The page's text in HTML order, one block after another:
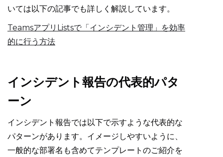
いては以下の記事でも詳しく解説しています。
TeamsアプリListsで「インシデント管理」を効率
的に行う方法
インシデント報告の代表的パタ
ーン
インシデント報告では以下で示すような代表的な
パターンがあります。イメージしやすいように、
一般的な部署名も含めてテンプレートのご紹介を